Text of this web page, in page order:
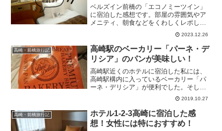
ベルズイン前橋の「エコノミーツイン」
に宿泊した感想です。部屋の雰囲気やア
メニティ、朝食などをくわしくレポしま
2023.12.26
高崎・前橋旅行記
高崎駅のベーカリー「パーネ・デ
リシア」のパンが美味しい！
高崎駅近くのホテルに宿泊した私には、
高崎駅構内に入っているベーカリー「パ
ーネ・デリシア」が便利でした。そし
て、このパン屋さんとっても美味しいう
えに、群馬的なパンも作っているので、
群馬に行く方に超おすすめです！
2019.10.27
高崎・前橋旅行記
ホテル1-2-3高崎に宿泊した感
想！女性には特におすすめ！